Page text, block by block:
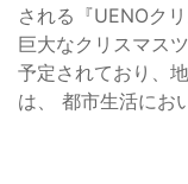
される『UENOク
巨大なクリスマス
予定されており、
は、 都市生活にお